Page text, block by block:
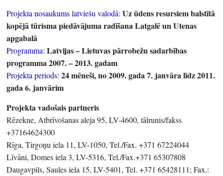
Projekta nosaukums latviešu valodā:Uz ūdens resursiem balstītā
kopējā tūrisma piedāvājuma radīšana Latgalē un Utenas
apgabalā
Programma:Latvijas – Lietuvas pārrobežu sadarbības
programma 2007. – 2013. gadam
Projekta periods:24 mēneši, no 2009. gada 7. janvāra līdz 2011.
gada 6. janvārim
Projekta vadošais partneris
Rēzekne, Atbrīvošanas aleja 95, LV-4600, tālrunis/fakss
+37164624300
Rīga, Tirgoņu iela 11, LV-1050, Tel./Fax. +371 67224044
Līvāni, Domes iela 3, LV-5316, Tel./Fax.+371 65307808
Daugavpils, Saules iela 15, LV-5401, Tel. +371 65428111; Fax.: